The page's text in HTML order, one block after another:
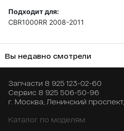
Подходит для:
CBR1000RR 2008-2011
Вы недавно смотрели
Запчасти 8 925 123-02-60
Сервис 8 925 506-50-96
г. Москва, Ленинский проспект,
Каталог по моделям